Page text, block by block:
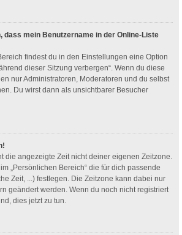
dass mein Benutzername in der Online-Liste
findest du in den Einstellungen eine Option
dieser Sitzung verbergen“. Wenn du diese
nur Administratoren, Moderatoren und du selbst
Du wirst dann als unsichtbarer Besucher
die angezeigte Zeit nicht deiner eigenen Zeitzone.
„Persönlichen Bereich“ die für dich passende
Zeit, ...) festlegen. Die Zeitzone kann dabei nur
geändert werden. Wenn du noch nicht registriert
dies jetzt zu tun.